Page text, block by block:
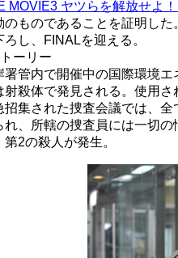
MOVIE3 ヤツらを解放せよ！
のものであることを証明し
ろし、FINALを迎える。
ーリー
署管内で開催中の国際環境
射殺体で発見される。使用さ
招集された捜査会議では、
れ、所轄の捜査員には一切
第2の殺人が発生。